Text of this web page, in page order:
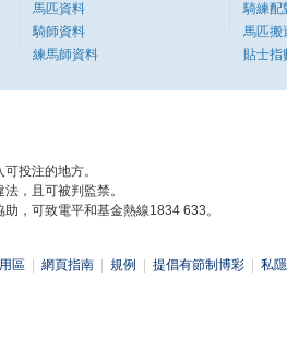
馬匹資料
騎師資料
練馬師資料
騎練配
馬匹搬
貼士指
投注的地方。
，且可被判監禁。
，可致電平和基金熱線1834 633。
區 網頁指南 規例 提倡有節制博彩 私